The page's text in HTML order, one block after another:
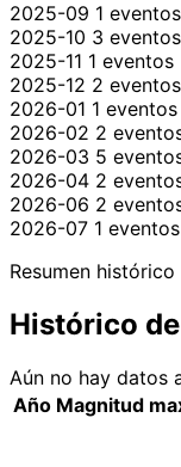
2025-09 1 eventos
2025-10 3 eventos
2025-11 1 eventos
2025-12 2 eventos
2026-01 1 eventos
2026-02 2
2026-03 5
2026-04 2
2026-06 2
2026-07 1 eventos
Resumen histórico
Histórico
Aún no hay datos
Año Magnitud